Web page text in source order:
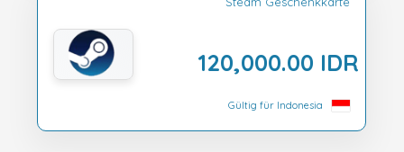
120,000.00 IDR
Gültig für Indonesia